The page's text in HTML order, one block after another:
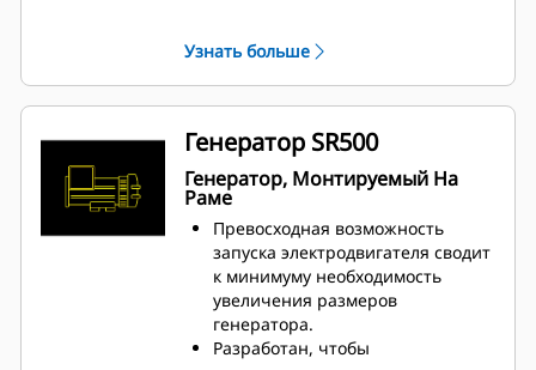
производительность и
превосходная топливная
экономичность при
минимальной массе.
Узнать больше
Генератор SR500
Генератор, Монтируемый На
Раме
Превосходная возможность
запуска электродвигателя сводит
к минимуму необходимость
увеличения размеров
генератора.
Разработан, чтобы